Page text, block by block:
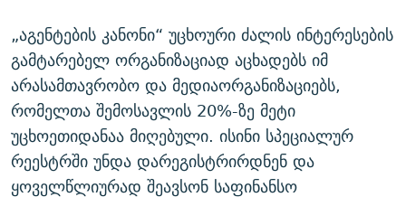
„აგენტების კანონი“ უცხოური ძალის ინტერესების
გამტარებელ ორგანიზაციად აცხადებს იმ
არასამთავრობო და მედიაორგანიზაციებს,
რომელთა შემოსავლის 20%-ზე მეტი
უცხოეთიდანაა მიღებული. ისინი სპეციალურ
რეესტრში უნდა დარეგისტრირდნენ და
ყოველწლიურად შეავსონ საფინანსო